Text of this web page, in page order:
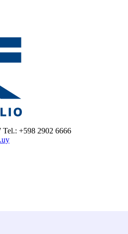
+598 2902 6666